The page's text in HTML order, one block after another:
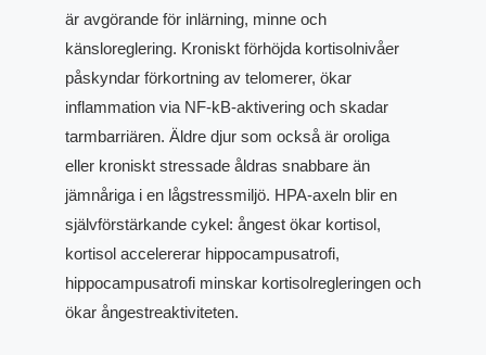
är avgörande för inlärning, minne och
känsloreglering. Kroniskt förhöjda kortisolnivåer
påskyndar förkortning av telomerer, ökar
inflammation via NF-kB-aktivering och skadar
tarmbarriären. Äldre djur som också är oroliga
eller kroniskt stressade åldras snabbare än
jämnåriga i en lågstressmiljö. HPA-axeln blir en
självförstärkande cykel: ångest ökar kortisol,
kortisol accelererar hippocampusatrofi,
hippocampusatrofi minskar kortisolregleringen och
ökar ångestreaktiviteten.